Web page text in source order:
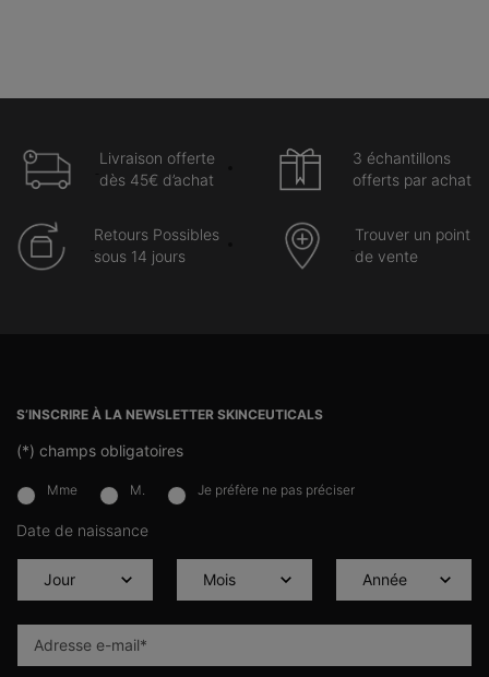
Livraison offerte
dès 45€ d’achat
3 échantillons
offerts par achat
Retours Possibles
sous 14 jours
Trouver un point
de vente
S’INSCRIRE À LA NEWSLETTER SKINCEUTICALS
(*) champs obligatoires
newslettersignup.title.legend
Mme M. Je préfère ne pas préciser
Date de naissance
Adresse e-mail*